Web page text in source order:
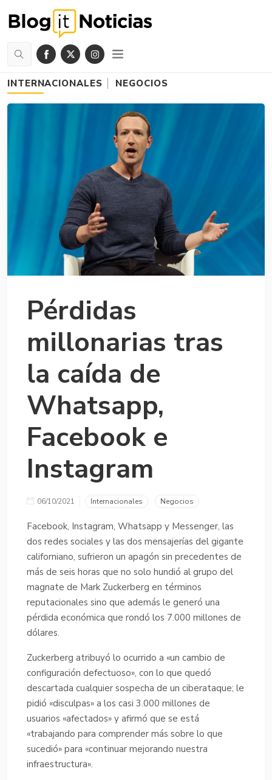
INTERNACIONALES NEGOCIOS
Pérdidas
millonarias tras
la caída de
Whatsapp,
Facebook e
Instagram
06/10/2021 Internacionales Negocios
Facebook, Instagram, Whatsapp y Messenger, las
dos redes sociales y las dos mensajerías del gigante
californiano, sufrieron un apagón sin precedentes de
más de seis horas que no solo hundió al grupo del
magnate de Mark Zuckerberg en términos
reputacionales sino que además le generó una
pérdida económica que rondó los 7.000 millones de
dólares.
Zuckerberg atribuyó lo ocurrido a «un cambio de
configuración defectuoso», con lo que quedó
descartada cualquier sospecha de un ciberataque; le
pidió «disculpas» a los casi 3.000 millones de
usuarios «afectados» y afirmó que se está
«trabajando para comprender más sobre lo que
sucedió» para «continuar mejorando nuestra
infraestructura».